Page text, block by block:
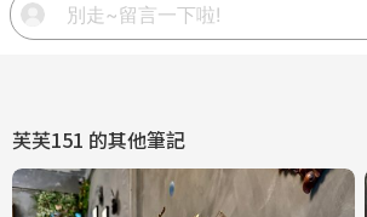
芙芙151 的其他筆記